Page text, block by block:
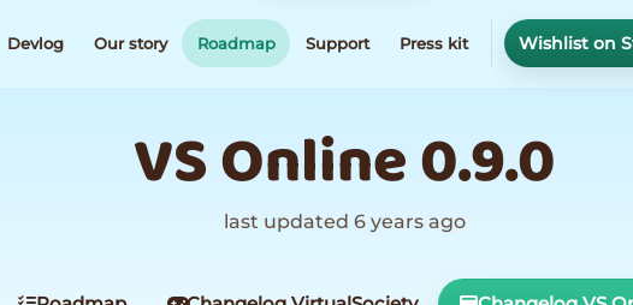
Devlog Our story Roadmap Support Press kit Wishlist on
VS Online 0.9.0
last updated 6 years ago